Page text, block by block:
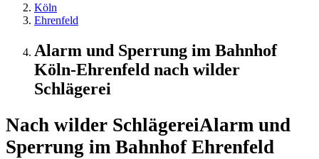
Köln
Ehrenfeld
Alarm und Sperrung im Bahnhof
Köln-Ehrenfeld nach wilder
Schlägerei
Nach wilder SchlägereiAlarm und
Sperrung im Bahnhof Ehrenfeld